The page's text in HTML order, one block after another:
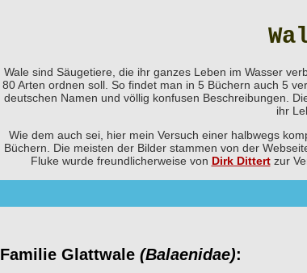
Wale sind Säugetiere, die ihr ganzes Leben im Wasser
80 Arten ordnen soll. So findet man in 5 Büchern auch 5
deutschen Namen und völlig konfusen Beschreibungen.
ihr
Wie dem auch sei, hier mein Versuch einer halbwegs
Büchern. Die meisten der Bilder stammen von der
Fluke wurde freundlicherweise von Dirk Dittertzur
Familie Glattwale (Balaenidae):